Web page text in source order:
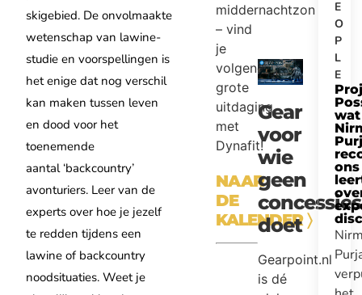
skigebied. De onvolmaakte
wetenschap van lawine-
studie en voorspellingen is
het enige dat nog verschil
kan maken tussen leven
en dood voor het
toenemende
aantal ‘backcountry’
avonturiers. Leer van de
experts over hoe je jezelf
te redden tijdens een
lawine of backcountry
noodsituaties. Weet je
middernachtzon
– vind
je
volgende
grote
uitdaging
met
Dynafit!
NAAR
DE
KALENDER〉
Gear
voor
wie
geen
concessies
doet
Gearpoint.nl
is dé
E
O
P
L
E
wat
ons